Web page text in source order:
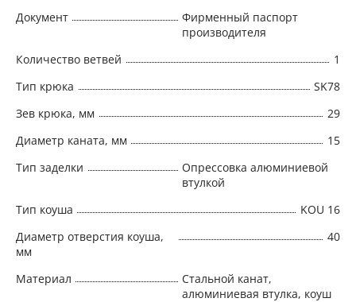
Документ
Фирменный паспорт
производителя
Количество ветвей
1
Тип крюка
SK78
Зев крюка, мм
29
Диаметр каната, мм
15
Тип заделки
Опрессовка алюминиевой
втулкой
Тип коуша
KOU 16
Диаметр отверстия коуша,
мм
40
Материал
Стальной канат,
алюминиевая втулка, коуш